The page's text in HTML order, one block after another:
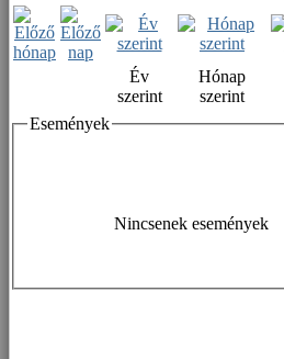
Év
szerint
Hónap
szerint
Események
Nincsenek események